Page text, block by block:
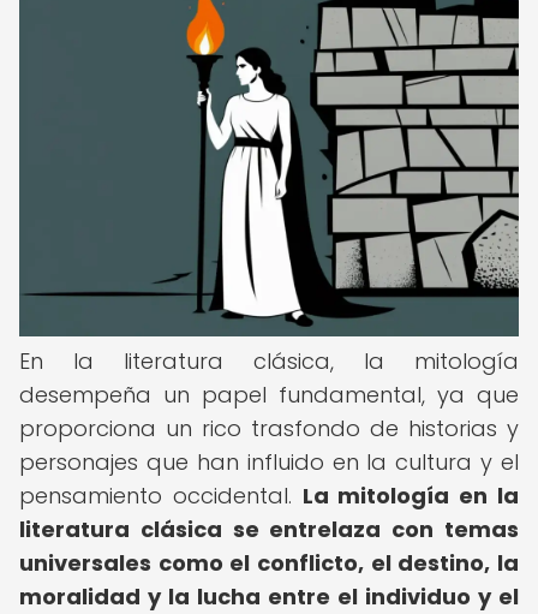
En la literatura clásica, la mitología
desempeña un papel fundamental, ya que
proporciona un rico trasfondo de historias y
personajes que han influido en la cultura y el
pensamiento occidental. La mitología en la
literatura clásica se entrelaza con temas
universales como el conflicto, el destino, la
moralidad y la lucha entre el individuo y el